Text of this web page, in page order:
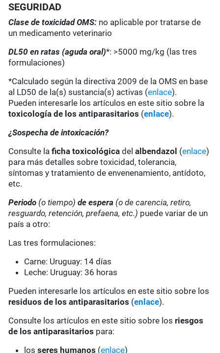
SEGURIDAD
Clase de toxicidad OMS: no aplicable por tratarse de
un medicamento veterinario
DL50 en ratas (aguda oral)*: >5000 mg/kg (las tres
formulaciones)
*Calculado según la directiva 2009 de la OMS en base
al LD50 de la(s) sustancia(s) activas (enlace).
Pueden interesarle los artículos en este sitio sobre la
toxicología de los antiparasitarios (enlace).
¿Sospecha de intoxicación?
Consulte laficha toxicológica delalbendazol (enlace)
para más detalles sobre toxicidad, tolerancia,
síntomas y tratamiento de envenenamiento, antídoto,
etc.
Periodo (o tiempo) de espera (o de carencia, retiro,
resguardo, retención, prefaena, etc.) puede variar de un
país a otro:
Las tres formulaciones:
Carne: Uruguay: 14 días
Leche: Uruguay: 36 horas
Pueden interesarle los artículos en este sitio sobre los
residuos de los antiparasitarios (enlace).
Consulte los artículos en este sitio sobre los riesgos
de los antiparasitarios para:
losseres humanos (enlace)